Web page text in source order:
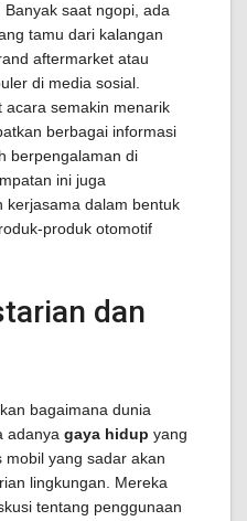
saat ngopi, ada
tamu dari kalangan
aftermarket atau
di media sosial.
acara semakin menarik
berbagai informasi
berpengalaman di
ini juga
kerjasama dalam bentuk
produk otomotif
dan
bagaimana dunia
adanya gaya hidup yang
mobil yang sadar akan
lingkungan. Mereka
tentang penggunaan